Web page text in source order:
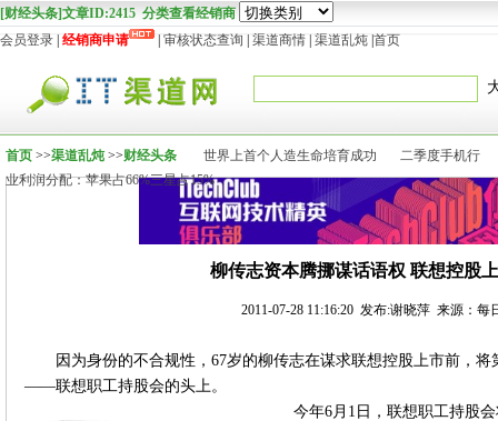
[财经头条]文章ID:2415 分类查看经销商
会员登录 经销商申请 审核状态查询 渠道商情 渠道乱炖 首页
首页 >>渠道乱炖>>财经头条 世界上首个人造生命培育成功
二季度手机行
业利润分配：苹果占66%三星占15%
柳传志资本腾挪谋话语权 联想控股
2011-07-28 11:16:20 发布:谢晓萍 来源：每
因为身份的不合规性，67岁的柳传志在谋求联想控股上市前，
——联想职工持股会的头上。
今年6月1日，联想职工持股